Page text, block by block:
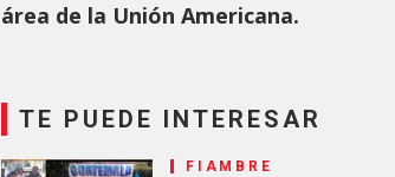
área de la Unión Americana.
TE PUEDE INTERESAR
FIAMBRE